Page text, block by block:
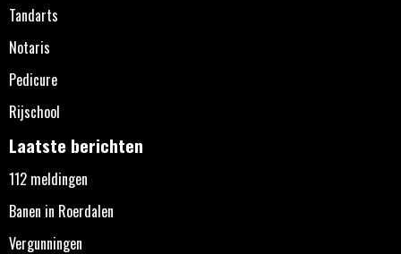
Tandarts
Notaris
Pedicure
Rijschool
Laatste berichten
112 meldingen
Banen in Roerdalen
Vergunningen